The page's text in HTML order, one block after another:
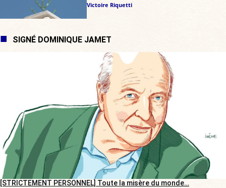
Victoire Riquetti
SIGNÉ DOMINIQUE JAMET
[STRICTEMENT PERSONNEL] Toute la misère du monde…